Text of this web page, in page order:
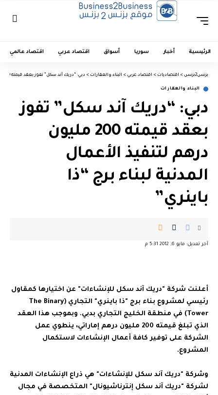
الرئيسية أخبار سوريا أسواق اقتصاد عربي اقتصاد عالمي
بزنس2بزنس > اقتصاديات > اقتصاد عربي > البناء والعقارات > دبي: “دريك آند سكل” تفوز بعقد قيمته 200 مليون درهم لتنفيذ الأعمال المدنية لبناء برج “ذا باينري”
البناء والعقارات
دبي: “دريك آند سكل” تفوز
بعقد قيمته 200 مليون
درهم لتنفيذ الأعمال
المدنية لبناء برج “ذا
باينري”
آخر تعديل: مايو 6, 2012 5:31 م
أعلنت شركة "دريك آند سكل للإنشاءات" عن اختيارها كمقاول
رئيسي لمشروع بناء برج "ذا باينري" التجاري (The Binary
Tower) في منطقة الخليج التجاري بدبي. وبموجب هذا العقد
الذي تبلغ قيمته 200 مليون درهم إماراتي، ينطوي عمل
الشركة على توفير كافة أعمال الإنشاءات لاستكمال
المشروع.
وشركة "دريك آند سكل للإنشاءات" هي ذراع الإنشاءات المدنية
لشركة "دريك آند سكل إنترناشيونال" المتخصصة في مجال